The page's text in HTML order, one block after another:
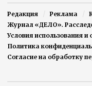
Редакция Реклама
Журнал «ДЕЛО».
Условия использования и
Политика
Согласие на обработку